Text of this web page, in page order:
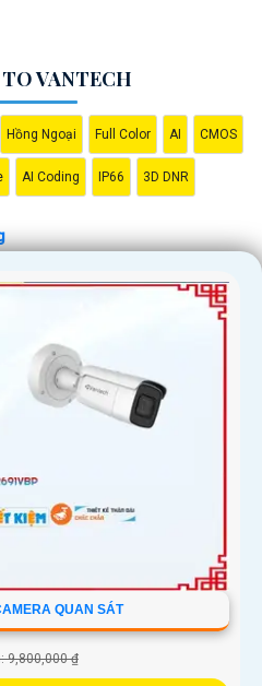
VANTECH
Hồng Ngoại Full Color AI CMOS
AI Coding IP66 3D DNR
QUAN SÁT
9,800,000 ₫